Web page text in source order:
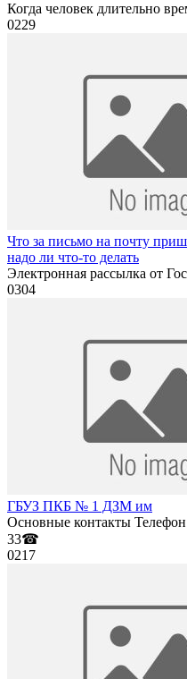
Когда человек длительно
0229
Что за письмо на почту
надо ли что-то делать
Электронная рассылка от
0304
ГБУЗ ПКБ № 1 ДЗМ им
Основные контакты
33☎
0217